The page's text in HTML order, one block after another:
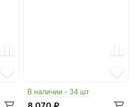
В наличии - 34 шт